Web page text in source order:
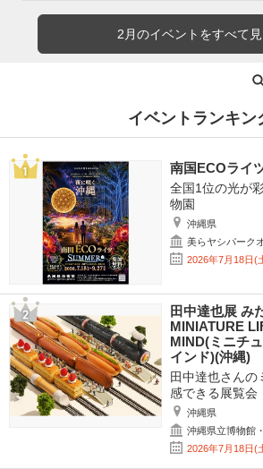
2月のイベントをすべて見
イベントランキン
南国ECOライ
全国1位の光が
物園
沖縄県
美らヤシパーク
2026年7月18日(
田中達也展 み
MINIATURE
MIND(ミニチ
インド)(沖縄)
田中達也さんの
感できる展覧会
沖縄県
沖縄県立博物館
2026年7月18日(